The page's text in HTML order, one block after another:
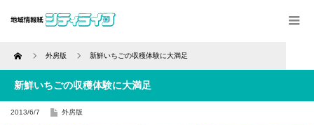
Home 外房版 新鮮いちごの収穫体験に大満足
新鮮いちごの収穫体験に大満足
2013/6/7 外房版